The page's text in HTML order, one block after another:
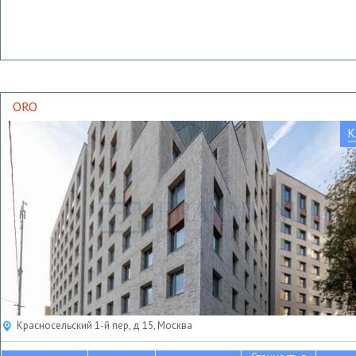
ORO
Красносельский 1-й пер, д 15, Москва